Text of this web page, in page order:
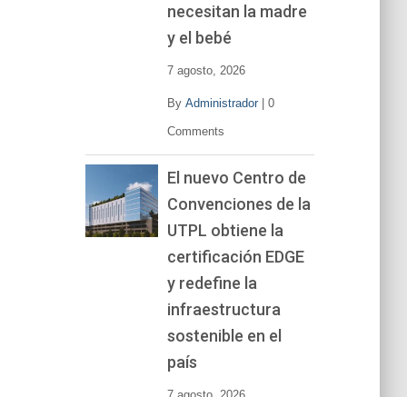
necesitan la madre
y el bebé
7 agosto, 2026
By Administrador| 0
Comments
El nuevo Centro de
Convenciones de la
UTPL obtiene la
certificación EDGE
y redefine la
infraestructura
sostenible en el
país